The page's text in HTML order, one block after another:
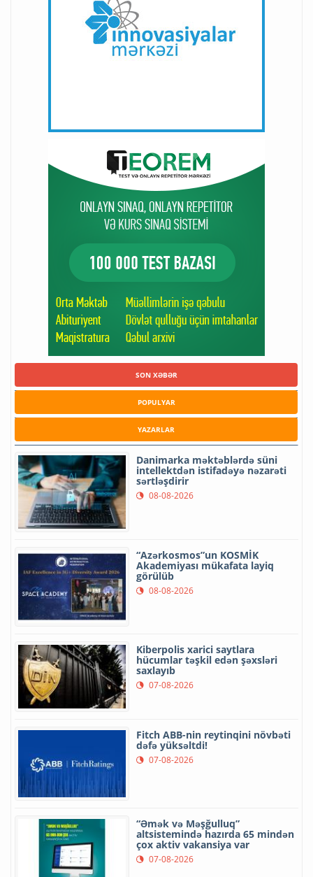
SON XƏBƏR
POPULYAR
YAZARLAR
Danimarka məktəblərdə süni
intellektdən istifadəyə nəzarəti
sərtləşdirir
08-08-2026
“Azərkosmos”un KOSMİK
Akademiyası mükafata layiq
görülüb
08-08-2026
Kiberpolis xarici saytlara
hücumlar təşkil edən şəxsləri
saxlayıb
07-08-2026
Fitch ABB-nin reytinqini növbəti
dəfə yüksəltdi!
07-08-2026
“Əmək və Məşğulluq”
altsistemində hazırda 65 mindən
çox aktiv vakansiya var
07-08-2026